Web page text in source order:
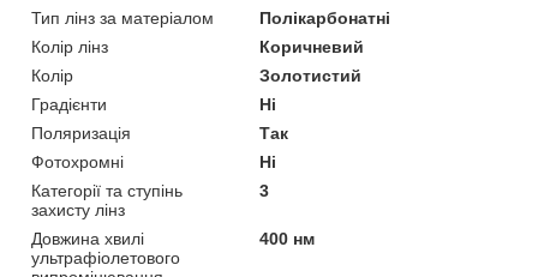
Тип лінз за матеріалом
Полікарбонатні
Колір лінз
Коричневий
Колір
Золотистий
Градієнти
Ні
Поляризація
Так
Фотохромні
Ні
Категорії та ступінь
захисту лінз
3
Довжина хвилі
ультрафіолетового
400 нм